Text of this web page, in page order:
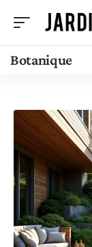
Botanique